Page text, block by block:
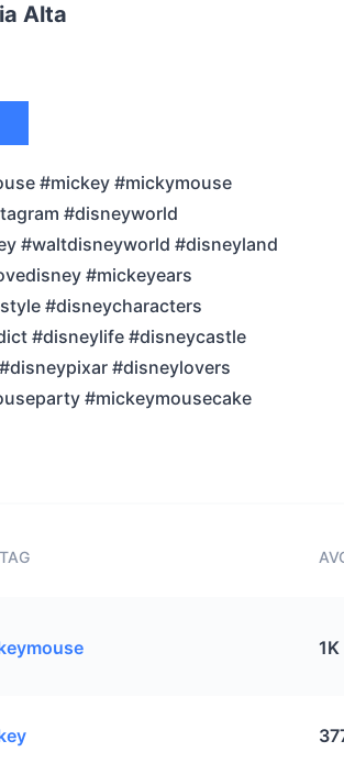
Alta
#mickey #mickymouse
#disneyworld
#waltdisneyworld #disneyland
#mickeyears
#disneycharacters
#disneylife #disneycastle
#disneylovers
#mickeymousecake
1K